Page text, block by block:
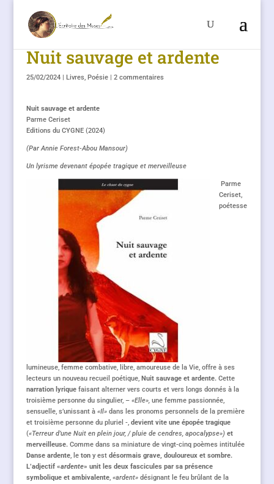
Nuit sauvage et ardente
25/02/2024| Livres, Poésie| 2 commentaires
Nuit sauvage et ardente
Parme Ceriset
Editions du CYGNE (2024)
(Par Annie Forest-Abou Mansour)
Un lyrisme devenant épopée tragique et merveilleuse
Parme
Ceriset,
poétesse
lumineuse, femme combative, libre, amoureuse de la Vie, offre à ses
lecteurs un nouveau recueil poétique, Nuit sauvage et ardente.Cette
narration lyriquefaisant alterner vers courts et vers longs donnés à la
troisième personne du singulier, – «Elle»,une femme passionnée,
sensuelle, s’unissant à «Il» dans les pronoms personnels de la première
et troisième personne du pluriel -, devient vite uneépopée tragique
(«Terreur d’une Nuit en plein jour, / pluie de cendres, apocalypse») et
merveilleuse. Comme dans sa miniature de vingt-cinq poèmes intitulée
Danse ardente, le tony est désormais grave, douloureux et sombre.
L’adjectif «ardente» unit les deux fascicules par sa présence
symbolique et ambivalente, «ardent» désignant le feu brûlant de la